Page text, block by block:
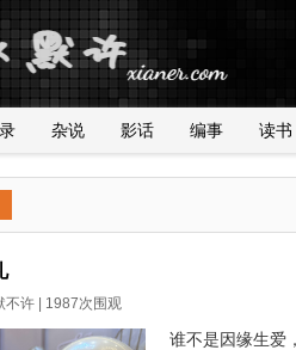
杂说 影话 编事 读书
不许 | 1987次围观
谁不是因缘生